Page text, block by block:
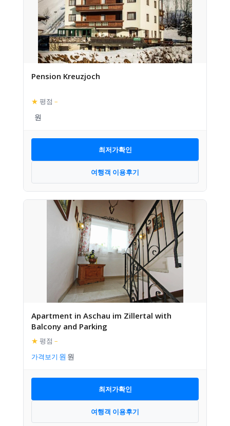
Pension Kreuzjoch
★ 평점 –
최저가확인
여행객 이용후기
Apartment in Aschau im Zillertal with
Balcony and Parking
★ 평점 –
가격보기
최저가확인
여행객 이용후기